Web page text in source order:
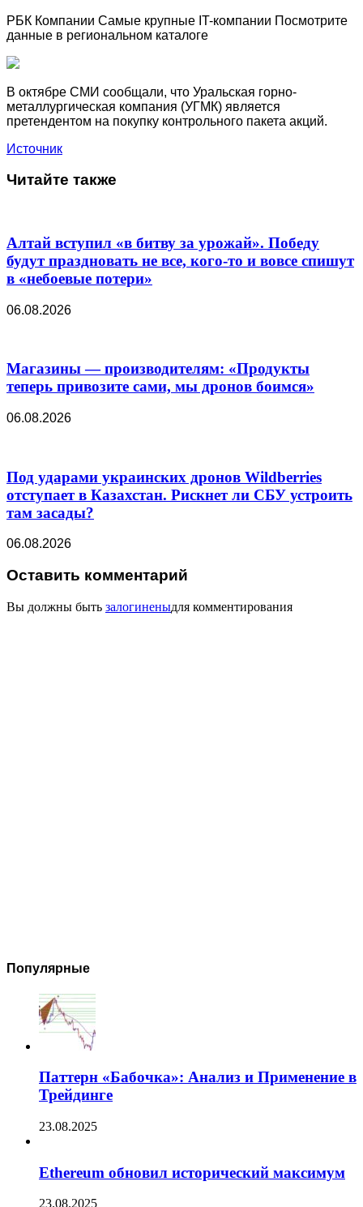
РБК Компании Самые крупные IT-компании Посмотрите
данные в региональном каталоге
В октябре СМИ сообщали, что Уральская горно-
металлургическая компания (УГМК) является
претендентом на покупку контрольного пакета акций.
Источник
Читайте также
Алтай вступил «в битву за урожай». Победу
будут праздновать не все, кого-то и вовсе спишут
в «небоевые потери»
06.08.2026
Магазины — производителям: «Продукты
теперь привозите сами, мы дронов боимся»
06.08.2026
Под ударами украинских дронов Wildberries
отступает в Казахстан. Рискнет ли СБУ устроить
там засады?
06.08.2026
Оставить комментарий
Вы должны быть залогиненыдля комментирования
Популярные
Паттерн «Бабочка»: Анализ и Применение в
Трейдинге
23.08.2025
Ethereum обновил исторический максимум
23.08.2025